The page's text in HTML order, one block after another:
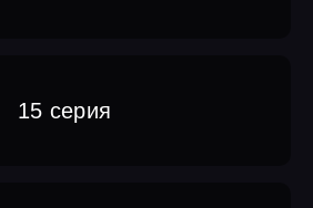
15 серия